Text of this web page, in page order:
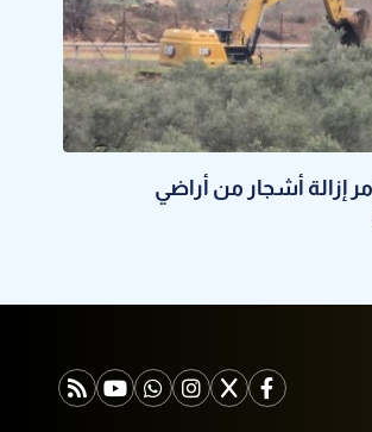
يصدر 8 أوامر إزالة أشجار من أراضي